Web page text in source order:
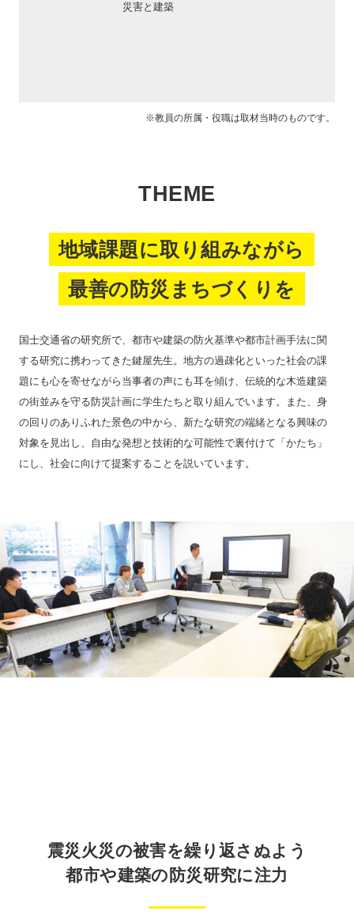
災害と建築
※教員の所属・役職は取材当時のものです。
THEME
地域課題に取り組みながら
最善の防災まちづくりを
国士交通省の研究所で、都市や建築の防火基準や都市計画手法に関
する研究に携わってきた鍵屋先生。地方の過疎化といった社会の課
題にも心を寄せながら当事者の声にも耳を傾け、伝統的な木造建築
の街並みを守る防災計画に学生たちと取り組んでいます。また、身
の回りのありふれた景色の中から、新たな研究の端緒となる興味の
対象を見出し、自由な発想と技術的な可能性で裏付けて「かたち」
にし、社会に向けて提案することを説いています。
震災火災の被害を繰り返さぬよう
都市や建築の防災研究に注力